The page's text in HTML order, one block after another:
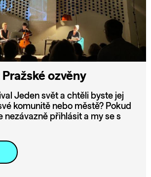
ozvěny
Jeden svět a chtěli byste jej
komunitě nebo městě? Pokud
nezávazně přihlásit a my se s